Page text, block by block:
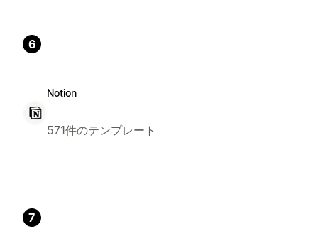
6
Notion
571件のテンプレート
7